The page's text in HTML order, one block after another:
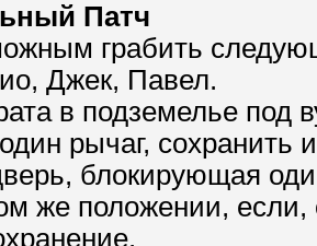
Патч
грабить
Джек, Павел.
в подземелье под
рычаг, сохранить
блокирующая
же положении, если,